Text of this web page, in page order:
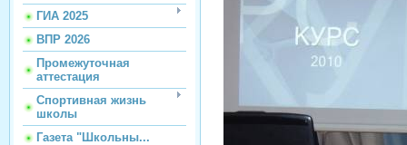
ГИА 2025
ВПР 2026
Промежуточная
аттестация
Спортивная жизнь
школы
Газета "Школьны...